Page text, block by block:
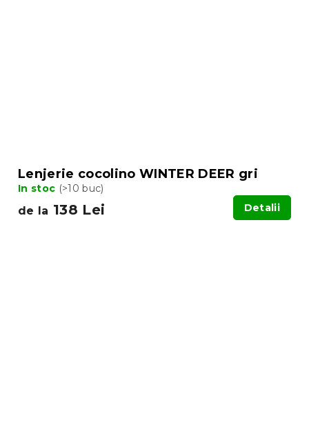
Lenjerie cocolino WINTER DEER gri
In stoc (>10 buc)
de la 138 Lei Detalii